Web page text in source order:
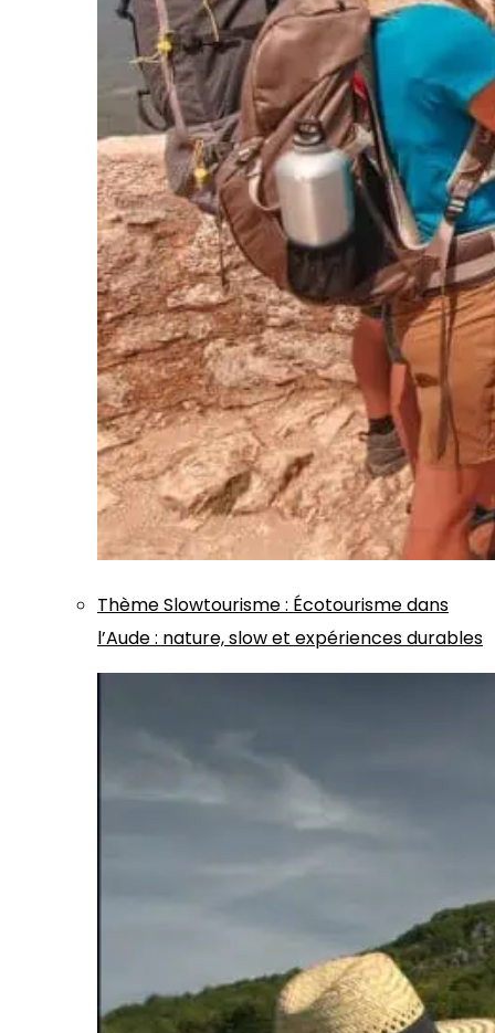
ThèmeSlowtourisme: Écotourisme dans
l’Aude : nature, slow et expériences durables